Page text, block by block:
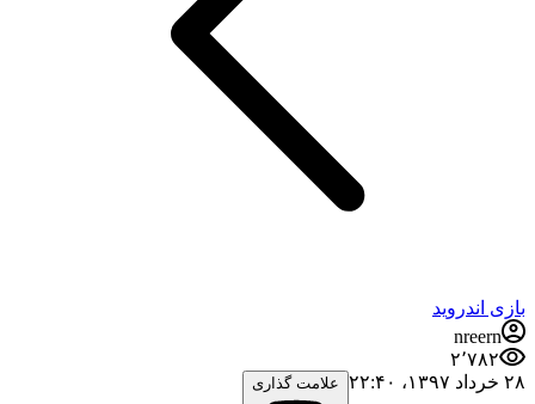
بازی اندروید
nreern
۲٬۷۸۲
۲۸ خرداد ۱۳۹۷،‏ ۲۲:۴۰
علامت گذاری